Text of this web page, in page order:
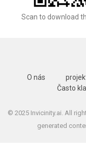
Scan to download
O nás
Často
© 2025 Invicinity.ai. All
generated